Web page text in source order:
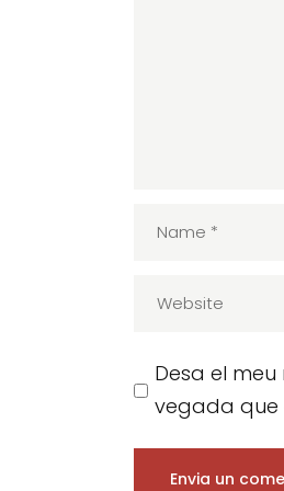
Desa el
vegada que
Envia un